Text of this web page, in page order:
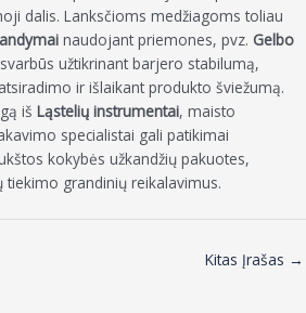
dalis. Lanksčioms medžiagoms toliau
naudojant priemones, pvz. Gelbo
užtikrinant barjero stabilumą,
ir išlaikant produkto šviežumą.
iš Ląstelių instrumentai, maisto
specialistai gali patikimai
kokybės užkandžių pakuotes,
grandinių reikalavimus.
Kitas Įrašas →